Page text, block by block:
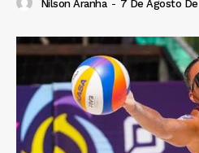
Nilson Aranha - 7 De Agosto